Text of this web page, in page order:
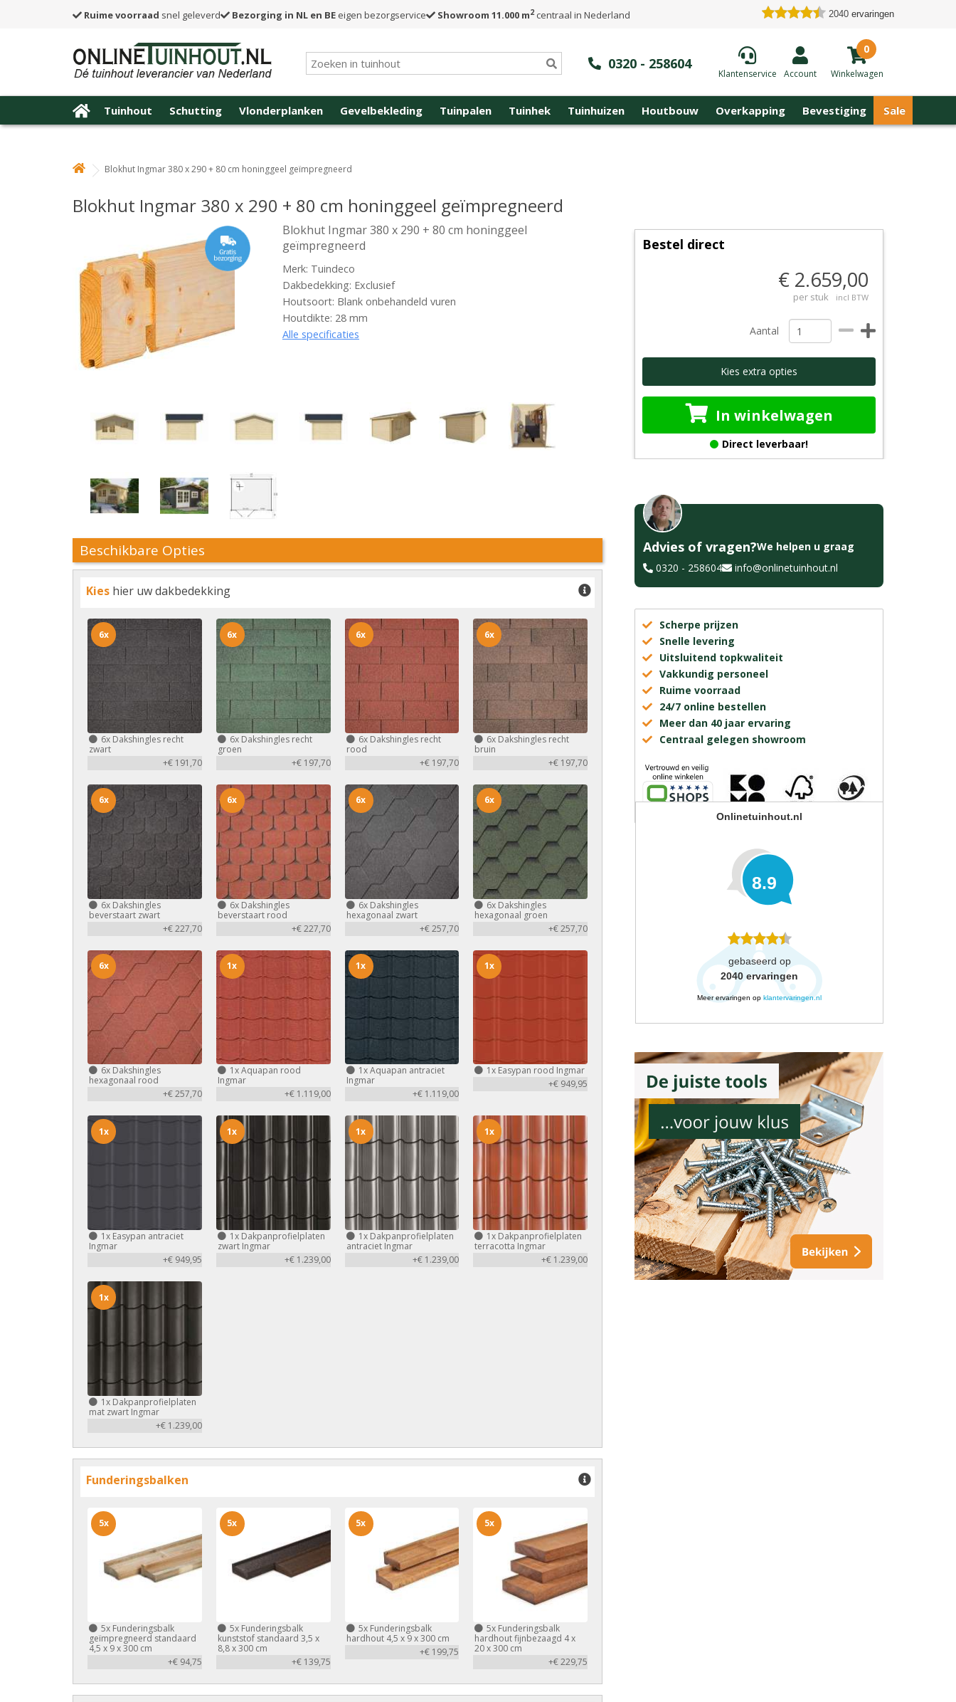
Ruime voorraad snel geleverd Bezorging in NL en BE eigen bezorgservice Showroom 11.000 m2centraal in Nederland 2040 ervaringen
0320 - 258604
Klantenservice Account
0
Winkelwagen
Tuinhout Schutting Vlonderplanken Gevelbekleding Tuinpalen Tuinhek Tuinhuizen Houtbouw Overkapping Bevestiging Sale
Blokhut Ingmar 380 x 290 + 80 cm honinggeel geïmpregneerd
Blokhut Ingmar 380 x 290 + 80 cm honinggeel geïmpregneerd
Blokhut Ingmar 380 x 290 + 80 cm honinggeel
geïmpregneerd
Merk: Tuindeco
Dakbedekking: Exclusief
Houtsoort: Blank onbehandeld vuren
Houtdikte: 28 mm
Alle specificaties
Beschikbare Opties
Kies hier uw dakbedekking
6x Dakshingles recht
zwart
+€ 191,70
6x
6xDakshingles recht
groen
+€ 197,70
6x
6xDakshingles recht
rood
+€ 197,70
6x
6x Dakshingles recht
bruin
+€ 197,70
6x
6x Dakshingles
beverstaart zwart
+€ 227,70
6x
6xDakshingles
beverstaart rood
+€ 227,70
6x
6xDakshingles
hexagonaal zwart
+€ 257,70
6x
6x Dakshingles
hexagonaal groen
+€ 257,70
6x
6x Dakshingles
hexagonaal rood
+€ 257,70
6x
1xAquapan rood
Ingmar
+€ 1.119,00
1x
1xAquapan antraciet
Ingmar
+€ 1.119,00
1x
1x Easypan rood Ingmar
+€ 949,95
1x
1x Easypan antraciet
Ingmar
+€ 949,95
1x
1xDakpanprofielplaten
zwart Ingmar
+€ 1.239,00
1x
1xDakpanprofielplaten
antraciet Ingmar
+€ 1.239,00
1x
1x Dakpanprofielplaten
terracotta Ingmar
+€ 1.239,00
1x
1x Dakpanprofielplaten
mat zwart Ingmar
+€ 1.239,00
1x
Funderingsbalken
5x Funderingsbalk
geïmpregneerd standaard
4,5 x 9 x 300 cm
+€ 94,75
5x
5xFunderingsbalk
kunststof standaard 3,5 x
8,8 x 300 cm
+€ 139,75
5x
5xFunderingsbalk
hardhout 4,5 x 9 x 300 cm
+€ 199,75
5x
5x Funderingsbalk
hardhout fijnbezaagd 4 x
20 x 300 cm
+€ 229,75
5x
Bestel direct
€ 2.659,00
per stuk incl BTW
Aantal
Kies extra opties
In winkelwagen
Direct leverbaar!
Advies of vragen?We helpen u graag
0320 - 258604
info@onlinetuinhout.nl
Scherpe prijzen
Snelle levering
Uitsluitend topkwaliteit
Vakkundig personeel
Ruime voorraad
24/7 online bestellen
Meer dan 40 jaar ervaring
Centraal gelegen showroom
Onlinetuinhout.nl
8.9
gebaseerd op
2040 ervaringen
Meer ervaringen op klantervaringen.nl